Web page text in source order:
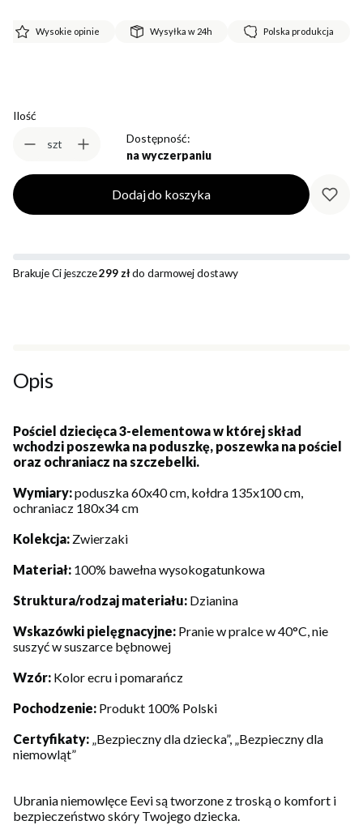
Wysokie opinie Wysyłka w 24h Polska produkcja
Ilość
szt
Dostępność:
na wyczerpaniu
Dodaj do koszyka
Brakuje Ci jeszcze299 złdo darmowej dostawy
Opis
Pościel dziecięca 3-elementowa w której skład
wchodzi poszewka na poduszkę, poszewka na pościel
oraz ochraniacz na szczebelki.
Wymiary:poduszka 60x40 cm, kołdra 135x100 cm,
ochraniacz 180x34 cm
Kolekcja: Zwierzaki
Materiał: 100% bawełna wysokogatunkowa
Struktura/rodzaj materiału: Dzianina
Wskazówki pielęgnacyjne: Pranie w pralce w 40°C, nie
suszyć w suszarce bębnowej
Wzór: Kolor ecru i pomarańcz
Pochodzenie: Produkt 100% Polski
Certyfikaty: „Bezpieczny dla dziecka”, „Bezpieczny dla
niemowląt”
Ubrania niemowlęce Eevi są tworzone z troską o komfort i
bezpieczeństwo skóry Twojego dziecka.